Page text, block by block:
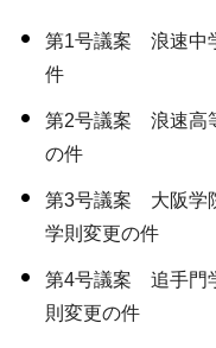
第1号議案 浪速中
件
第2号議案 浪速高
の件
第3号議案 大阪学
学則変更の件
第4号議案 追手門
則変更の件